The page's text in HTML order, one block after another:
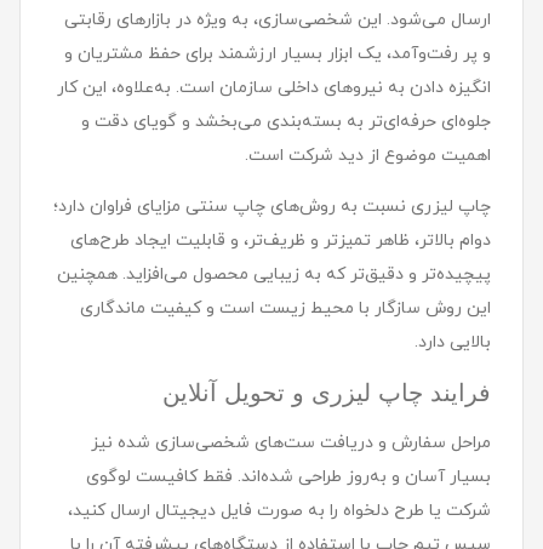
ارسال می‌شود. این شخصی‌سازی، به ویژه در بازارهای رقابتی
و پر رفت‌وآمد، یک ابزار بسیار ارزشمند برای حفظ مشتریان و
انگیزه دادن به نیروهای داخلی سازمان است. به‌علاوه، این کار
جلوه‌ای حرفه‌ای‌تر به بسته‌بندی می‌بخشد و گویای دقت و
اهمیت موضوع از دید شرکت است.
چاپ لیزری نسبت به روش‌های چاپ سنتی مزایای فراوان دارد؛
دوام بالاتر، ظاهر تمیزتر و ظریف‌تر، و قابلیت ایجاد طرح‌های
پیچیده‌تر و دقیق‌تر که به زیبایی محصول می‌افزاید. همچنین
این روش سازگار با محیط زیست است و کیفیت ماندگاری
بالایی دارد.
فرایند چاپ لیزری و تحویل آنلاین
مراحل سفارش و دریافت ست‌های شخصی‌سازی شده نیز
بسیار آسان و به‌روز طراحی شده‌اند. فقط کافیست لوگوی
شرکت یا طرح دلخواه را به صورت فایل دیجیتال ارسال کنید،